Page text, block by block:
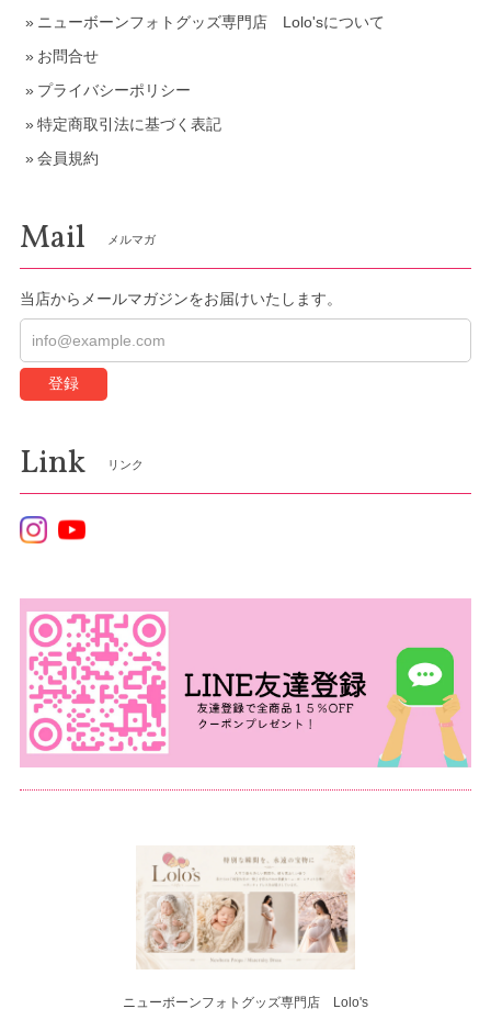
ニューボーンフォトグッズ専門店 Lolo'sについて
お問合せ
プライバシーポリシー
特定商取引法に基づく表記
会員規約
Mail メルマガ
当店からメールマガジンをお届けいたします。
登録
Link リンク
ニューボーンフォトグッズ専門店 Lolo's